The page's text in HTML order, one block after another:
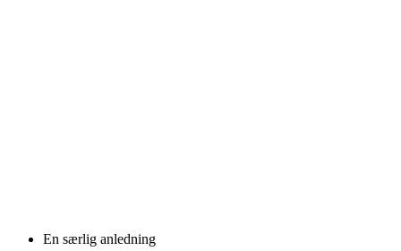
En særlig anledning